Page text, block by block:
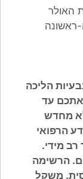
האולר
ראשונה
הליכה
אתכם עד
מחדש
הרפואי
מידי.
הרשימה
משקל